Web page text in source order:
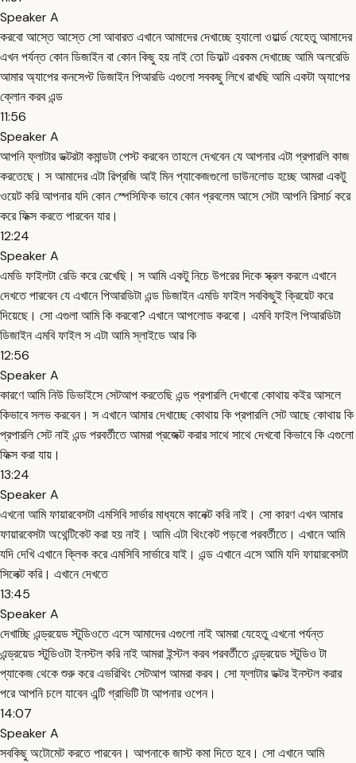
Speaker A
করবো আস্তে আস্তে সো আবারত এখানে আমাদের দেখাচ্ছে হ্যালো ওয়ার্ল্ড যেহেতু আমাদের
এখন পর্যন্ত কোন ডিজাইন বা কোন কিছু হয় নাই তো ডিফল্ট এরকম দেখাচ্ছে আমি অলরেডি
আমার অ্যাপের কনসেপ্ট ডিজাইন পিআরডি এগুলো সবকছু লিখে রাখছি আমি একটা অ্যাপের
ক্লোন করব এন্ড
11:56
Speaker A
আপনি ফ্লাটার ডক্টরটা কমান্ডটা পেস্ট করবেন তাহলে দেখবেন যে আপনার এটা প্রপারলি কাজ
করতেছে। স আমাদের এটা রিপ্রজি আই মিন প্যাকেজগুলো ডাউনলোড হচ্ছে আমরা একটু
ওয়েট করি আপনার যদি কোন স্পেসিফিক ভাবে কোন প্রবলেম আসে সেটা আপনি রিসার্চ করে
করে ফিক্স করতে পারবেন যার।
12:24
Speaker A
এমডি ফাইলটা রেডি করে রেখেছি। স আমি একটু নিচে উপরের দিকে স্ক্রল করলে এখানে
দেখতে পারবেন যে এখানে পিআরডিটা এন্ড ডিজাইন এমডি ফাইল সবকিছুই ক্রিয়েট করে
দিয়েছে। সো এগুলা আমি কি করবো? এখানে আপলোড করবো। এমবি ফাইল পিআরডিটা
ডিজাইন এমবি ফাইল স এটা আমি স্লাইডে আর কি
12:56
Speaker A
কারণে আমি নিউ ডিভাইসে সেটআপ করতেছি এন্ড প্রপারলি দেখাবো কোথায় কইর আসলে
কিভাবে সলভ করবেন। স এখানে আমার দেখাচ্ছে কোথায় কি প্রপারলি সেট আছে কোথায় কি
প্রপারলি সেট নাই এন্ড পরবর্তীতে আমরা প্রজেক্ট করার সাথে সাথে দেখবো কিভাবে কি এগুলো
ফিক্স করা যায়।
13:24
Speaker A
এখনো আমি ফায়ারবেসটা এমসিবি সার্ভার মাধ্যমে কানেক্ট করি নাই। সো কারণ এখন আমার
ফায়ারবেসটা অথেন্টিকেট করা হয় নাই। আমি এটা থিংকেট পড়বো পরবর্তীতে। এখানে আমি
যদি দেখি এখানে ক্লিক করে এমসিবি সার্ভারে যাই। এন্ড এখানে এসে আমি যদি ফায়ারবেসটা
সিলেক্ট করি। এখানে দেখতে
13:45
Speaker A
দেখাচ্ছি এন্ড্রয়েড স্টুডিওতে এসে আমাদের এগুলো নাই আমরা যেহেতু এখনো পর্যন্ত
এন্ড্রয়েড স্টুডিওটা ইনস্টল করি নাই আমরা ইন্স্টল করব পরবর্তীতে এন্ড্রয়েড স্টুডিও টা
প্যাকেজ থেকে শুরু করে এভরিথিং সেটআপ আমরা করব। সো ফ্লাটার ডক্টর ইনস্টল করার
পরে আপনি চলে যাবেন এন্টি গ্রাভিটি টা আপনার ওপেন।
14:07
Speaker A
সবকিছু অটোমেট করতে পারবেন। আপনাকে জাস্ট কমা দিতে হবে। সো এখানে আমি